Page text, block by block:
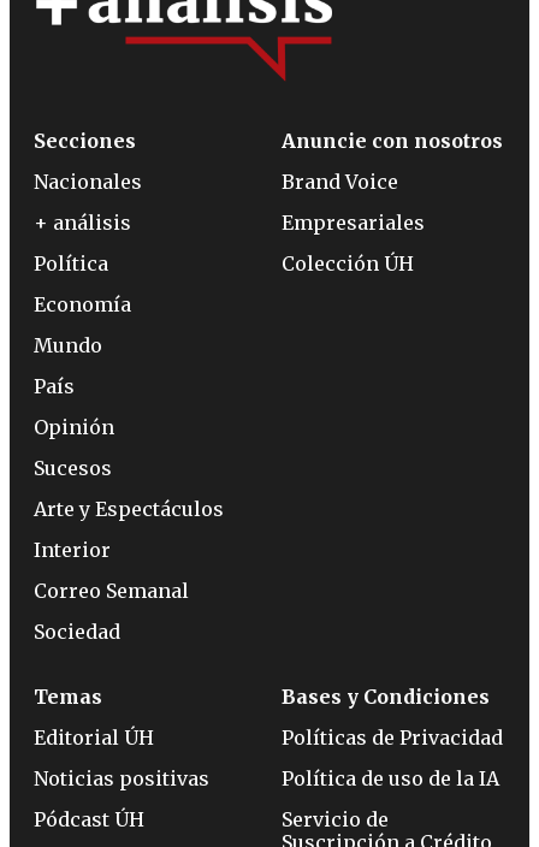
Secciones
Nacionales
+ análisis
Política
Economía
Mundo
País
Opinión
Sucesos
Arte y Espectáculos
Interior
Correo Semanal
Sociedad
Anuncie con nosotros
Brand Voice
Empresariales
Colección ÚH
Temas
Editorial ÚH
Noticias positivas
Pódcast ÚH
Bases y Condiciones
Políticas de Privacidad
Política de uso de la IA
Servicio de
Suscripción a Crédito